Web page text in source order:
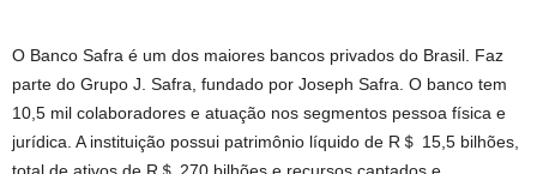
O Banco Safra é um dos maiores bancos privados do Brasil. Faz
parte do Grupo J. Safra, fundado por Joseph Safra. O banco tem
10,5 mil colaboradores e atuação nos segmentos pessoa física e
jurídica. A instituição possui patrimônio líquido de R＄ 15,5 bilhões,